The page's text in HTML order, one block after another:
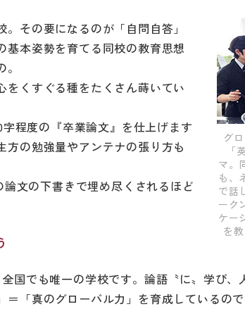
グ
「
マ。
も、
で話
ーク
ケー
を
その要になるのが「自問自答」
基本姿勢を育てる同校の教育思想
をくすぐる種をたくさん蒔いてい
程度の『卒業論文』を仕上げます
の勉強量やアンテナの張り方も
論文の下書きで埋め尽くされるほど
国でも唯一の学校です。論語〝に〟学び、
「真のグローバル力」を育成しているので